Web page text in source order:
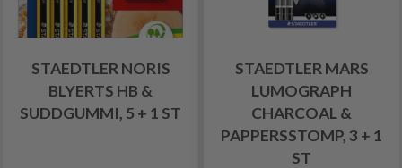
STAEDTLER NORIS
BLYERTS HB &
SUDDGUMMI, 5 + 1 ST
STAEDTLER MARS
LUMOGRAPH
CHARCOAL &
PAPPERSSTOMP, 3 + 1
ST